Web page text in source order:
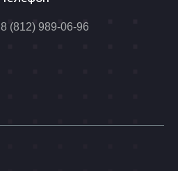
8 (812) 989-06-96